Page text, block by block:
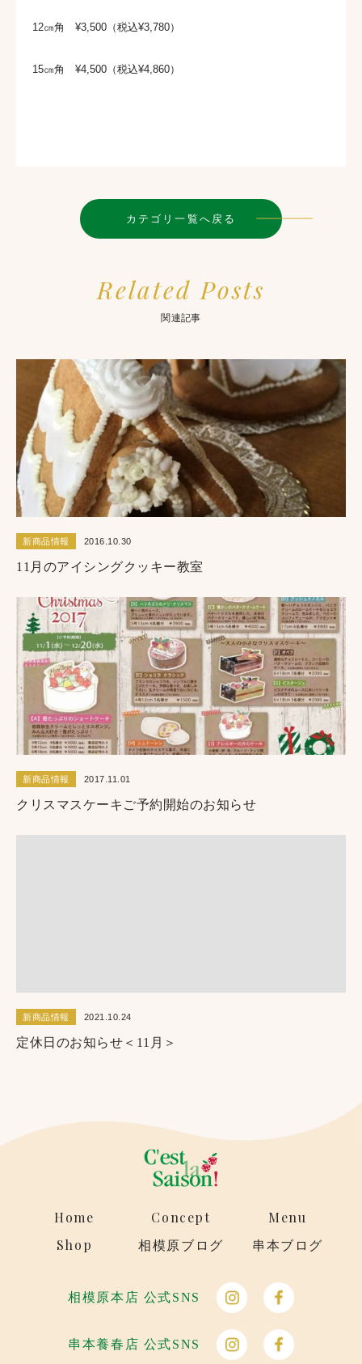
12㎝角 ¥3,500（税込¥3,780）
15㎝角 ¥4,500（税込¥4,860）
カテゴリ一覧へ戻る
Related Posts
関連記事
新商品情報 2016.10.30
11月のアイシングクッキー教室
新商品情報 2017.11.01
クリスマスケーキご予約開始のお知らせ
新商品情報 2021.10.24
定休日のお知らせ＜11月＞
Home Concept
Menu
Shop
相模原ブログ 串本ブログ
相模原本店 公式SNS
串本養春店 公式SNS